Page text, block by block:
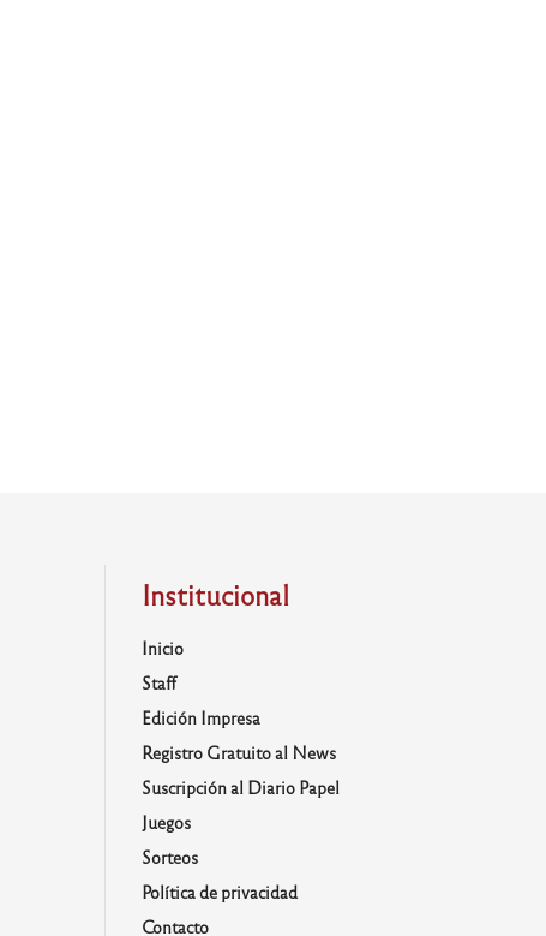
Institucional
Inicio
Staff
Edición Impresa
Registro Gratuito al News
Suscripción al Diario Papel
Juegos
Sorteos
Política de privacidad
Contacto